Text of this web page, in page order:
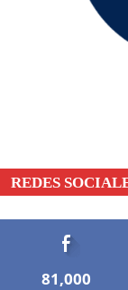
REDES
81,000